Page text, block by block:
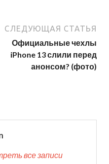
СЛЕДУЮЩАЯ СТАТЬЯ
Официальные чехлы
iPhone 13 слили перед
анонсом? (фото)
все записи